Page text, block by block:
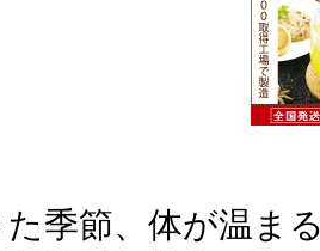
季節、体が温ま